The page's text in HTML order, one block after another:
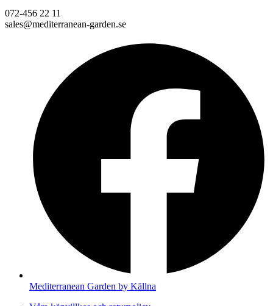
072-456 22 11
sales@mediterranean-garden.se
Mediterranean Garden by Källna